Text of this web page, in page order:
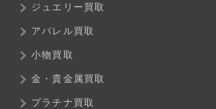
ジュエリー買取
アパレル買取
小物買取
金・貴金属買取
プラチナ買取